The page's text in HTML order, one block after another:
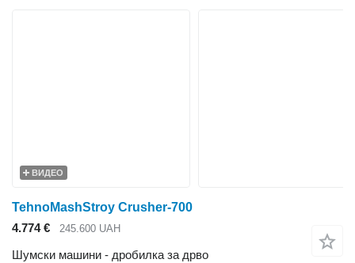
ВИДЕО
TehnoMashStroy Crusher-700
4.774 €
245.600 UAH
Шумски машини - дробилка за дрво